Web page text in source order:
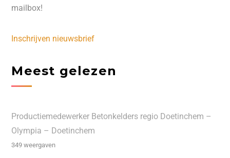
mailbox!
Inschrijven nieuwsbrief
Meest gelezen
Productiemedewerker Betonkelders regio Doetinchem –
Olympia – Doetinchem
349 weergaven